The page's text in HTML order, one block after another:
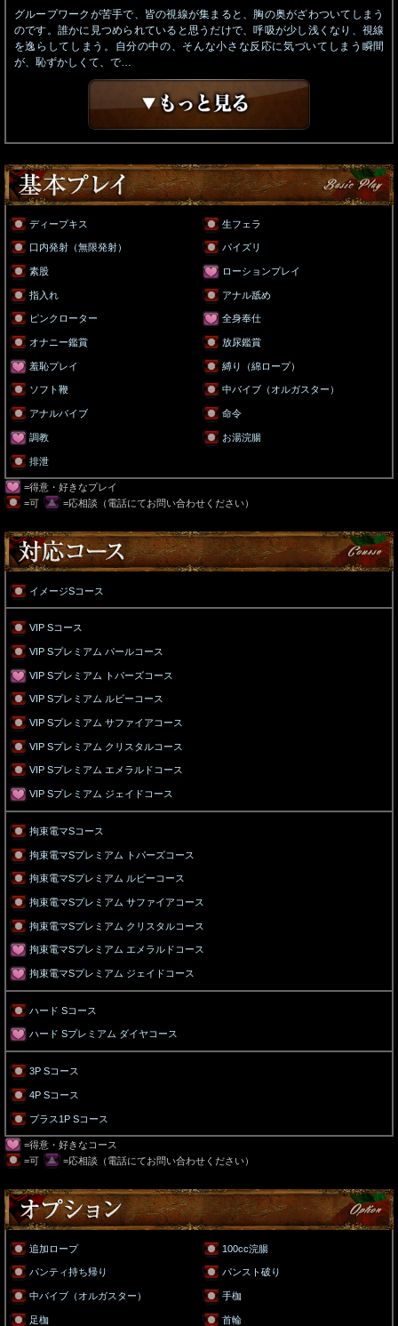
グループワークが苦手で、皆の視線が集まると、胸の奥がざわついてしまう
のです。誰かに見つめられていると思うだけで、呼吸が少し浅くなり、視線
を逸らしてしまう。自分の中の、そんな小さな反応に気づいてしまう瞬間
が、恥ずかしくて、で…
ディープキス 生フェラ
口内発射（無限発射） パイズリ
素股 ローションプレイ
指入れ アナル舐め
ピンクローター 全身奉仕
オナニー鑑賞 放尿鑑賞
羞恥プレイ 縛り（綿ロープ）
ソフト鞭 中バイブ（オルガスター）
アナルバイブ 命令
調教 お湯浣腸
排泄
=得意・好きなプレイ
=可
=応相談（電話にてお問い合わせください）
イメージSコース
VIP Sコース
VIP Sプレミアム パールコース
VIP Sプレミアム トパーズコース
VIP Sプレミアム ルビーコース
VIP Sプレミアム サファイアコース
VIP Sプレミアム クリスタルコース
VIP Sプレミアム エメラルドコース
VIP Sプレミアム ジェイドコース
拘束電マSコース
拘束電マSプレミアム トパーズコース
拘束電マSプレミアム ルビーコース
拘束電マSプレミアム サファイアコース
拘束電マSプレミアム クリスタルコース
拘束電マSプレミアム エメラルドコース
拘束電マSプレミアム ジェイドコース
ハード Sコース
ハード Sプレミアム ダイヤコース
3P Sコース
4P Sコース
プラス1P Sコース
=得意・好きなコース
=可
=応相談（電話にてお問い合わせください）
追加ロープ 100cc浣腸
パンティ持ち帰り パンスト破り
中バイブ（オルガスター） 手枷
足枷 首輪